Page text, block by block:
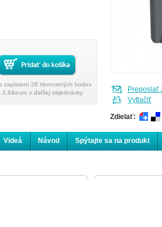
Nákupom tohoto produktu získate po zaplatení 28 Vernostných bodov
z ďaľšej objednávky
Preposlať
Vytlačiť
Zdielať:
Videá Návod Spýtajte sa na produkt